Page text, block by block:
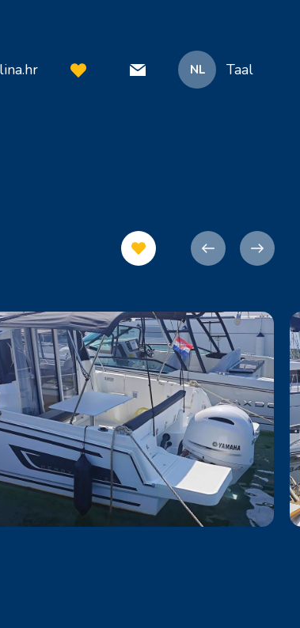
NL Taal